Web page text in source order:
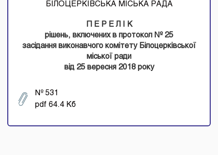
БІЛОЦЕРКІВСЬКА МІСЬКА РАДА
П Е Р Е Л I К
piшень, включених в протокол № 25
засідання виконавчого комітету Білоцерківської
міської ради
від 25 вересня 2018 року
№ 531
pdf 64.4 Кб